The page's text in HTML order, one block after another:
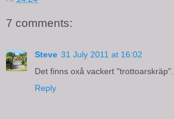
7 comments:
Steve 31 July 2011 at 16:02
Det finns oxå vackert "trottoarskräp".
Reply